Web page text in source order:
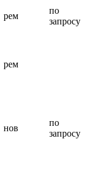
рем
по
запросу
рем
нов
по
запросу